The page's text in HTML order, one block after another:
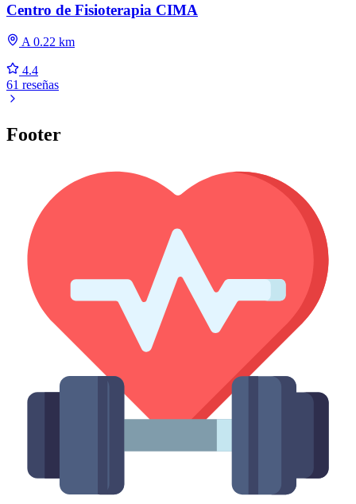
Centro de Fisioterapia CIMA
A 0.22 km
4.4
61 reseñas
Footer